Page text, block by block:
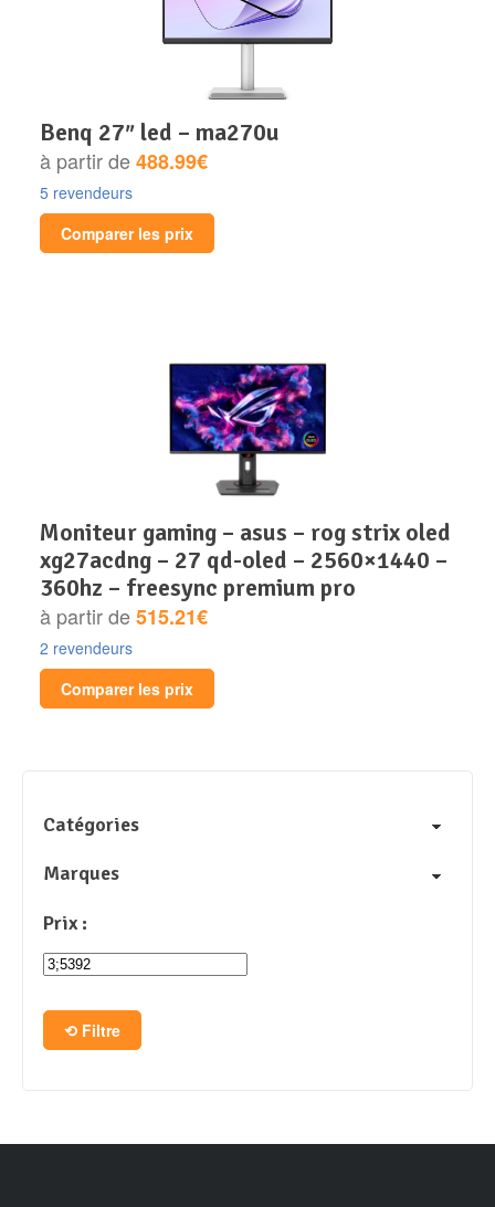
benq 27″ led – ma270u
à partir de488.99€
5 revendeurs
Comparer les prix
moniteur gaming – asus – rog strix oled
xg27acdng – 27 qd-oled – 2560×1440 –
360hz – freesync premium pro
à partir de515.21€
2 revendeurs
Comparer les prix
Catégories
Marques
Prix :
Filtre